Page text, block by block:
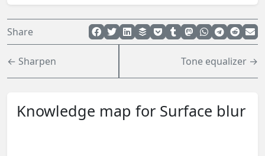
Share
← Sharpen Tone equalizer →
Knowledge map for Surface blur